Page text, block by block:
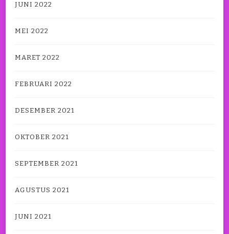
JUNI 2022
MEI 2022
MARET 2022
FEBRUARI 2022
DESEMBER 2021
OKTOBER 2021
SEPTEMBER 2021
AGUSTUS 2021
JUNI 2021